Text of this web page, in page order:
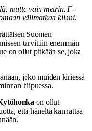
mutta vain metrin. F-
välimatkaa kiinni.
Suomen
tarvittiin enemmän
on ollut pitkään se, joka
joko muiden kiriessä
hiipuessa.
on ollut
että häneltä kannattaa